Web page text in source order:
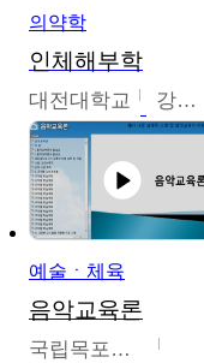
의약학
인체해부학
대전대학교 강지혁
예술ㆍ체육
음악교육론
국립목포대학교